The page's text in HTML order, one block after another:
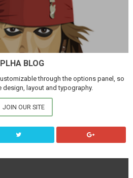
BLOG
through the options panel, so
design, layout and typography.
JOIN OUR SITE